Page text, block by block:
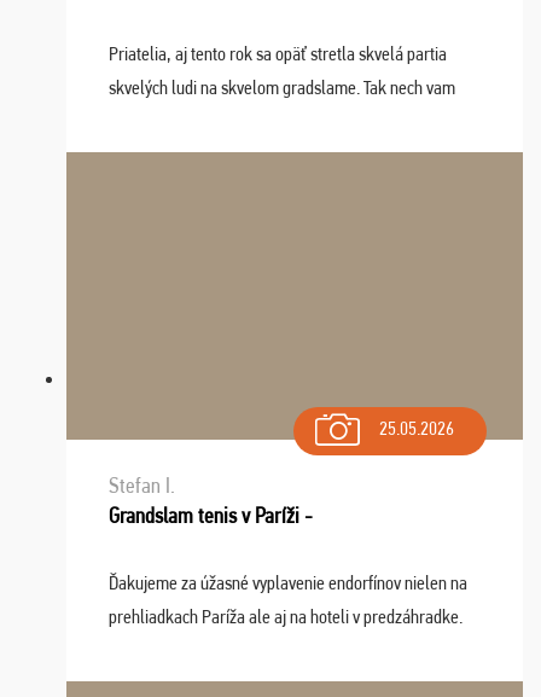
Priatelia, aj tento rok sa opäť stretla skvelá partia
skvelých ludi na skvelom gradslame. Tak nech vam
sa na budúci rok. Prajem vam este veľa ta ...
25.05.2026
Stefan I.
Grandslam tenis v Paríži -
Ďakujeme za úžasné vyplavenie endorfínov nielen na
prehliadkach Paríža ale aj na hoteli v predzáhradke.
spomínať a zväžujeme repete budúci rok : ...